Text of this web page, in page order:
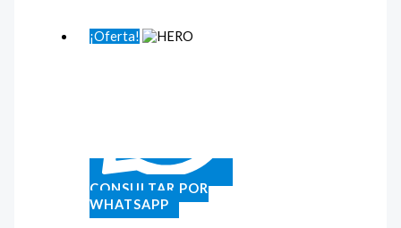
¡Oferta!
CONSULTAR POR
WHATSAPP